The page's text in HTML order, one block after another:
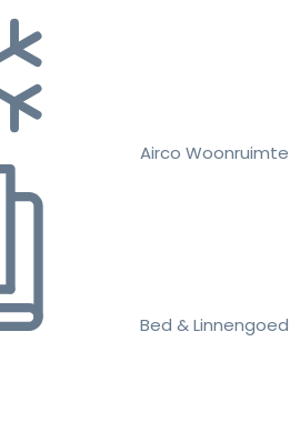
Airco Woonruimte
Bed & Linnengoed